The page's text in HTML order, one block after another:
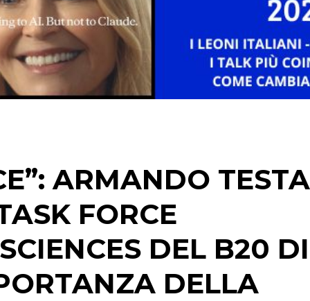
NORMATIVE
TREND
CASE HISTORY
ARMANDO TESTA
FORCE
DEL B20 DI
DELLA